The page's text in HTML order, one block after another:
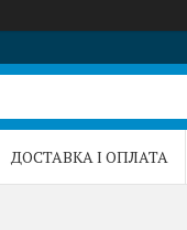
ДОСТАВКА І ОПЛАТА